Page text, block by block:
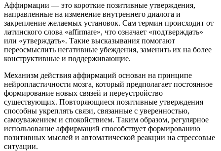
Аффирмации — это короткие позитивные утверждения,
направленные на изменение внутреннего диалога и
закрепление желаемых установок. Сам термин происходит от
латинского слова «affirmare», что означает «подтверждать»
или «утверждать». Такие высказывания помогают
переосмыслить негативные убеждения, заменить их на более
конструктивные и поддерживающие.
Механизм действия аффирмаций основан на принципе
нейропластичности мозга, который предполагает постоянное
формирование новых связей и переустройство
существующих. Повторяющиеся позитивные утверждения
способны укреплять связи, связанные с уверенностью,
самоуважением и спокойствием. Таким образом, регулярное
использование аффирмаций способствует формированию
позитивных мыслей и автоматической реакции на стрессовые
ситуации.